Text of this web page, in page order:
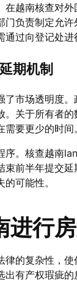
在越南核查对
门负责制定允
过向登记处进
期机制
了市场透明度
。关于所有者
要更少的时间。
序。核查越南
束前半年提交
可能性。
进行
律的复杂性，
出有产权瑕疵